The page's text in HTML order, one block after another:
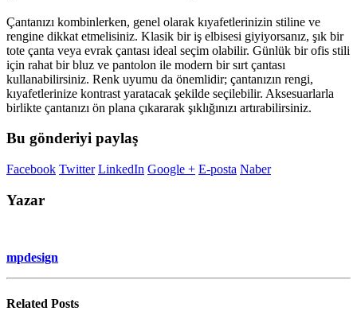
Çantanızı kombinlerken, genel olarak kıyafetlerinizin stiline ve
rengine dikkat etmelisiniz. Klasik bir iş elbisesi giyiyorsanız, şık bir
tote çanta veya evrak çantası ideal seçim olabilir. Günlük bir ofis stili
için rahat bir bluz ve pantolon ile modern bir sırt çantası
kullanabilirsiniz. Renk uyumu da önemlidir; çantanızın rengi,
kıyafetlerinize kontrast yaratacak şekilde seçilebilir. Aksesuarlarla
birlikte çantanızı ön plana çıkararak şıklığınızı artırabilirsiniz.
Bu gönderiyi paylaş
Facebook Twitter LinkedIn Google + E-posta Naber
Yazar
mpdesign
Related Posts